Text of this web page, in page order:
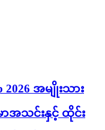
2026 အမျိုးသား
ာအသင်းနှင့် ထိုင်း